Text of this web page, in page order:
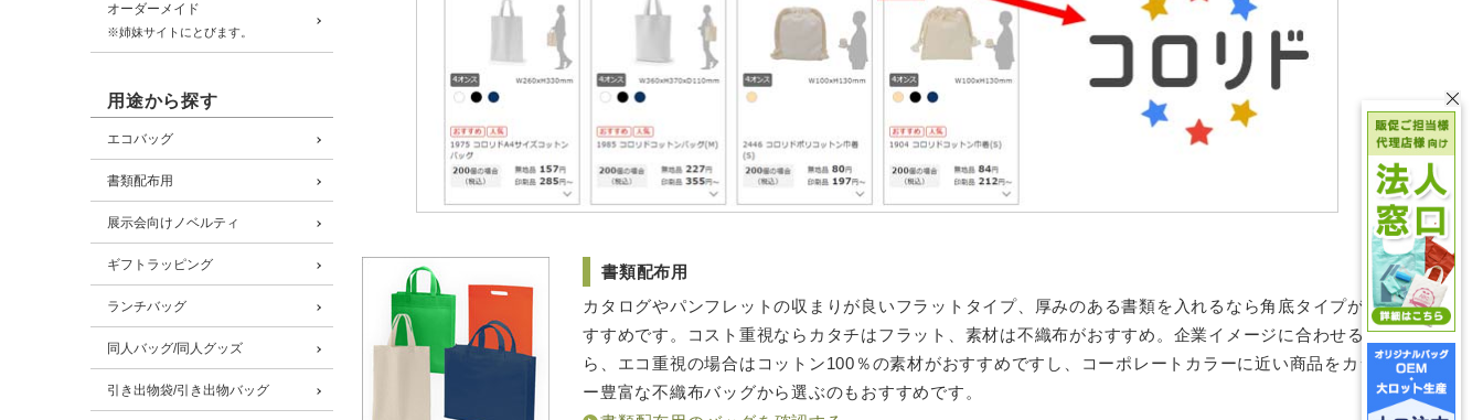
オーダーメイド
※姉妹サイトにとびます。
用途から探す
エコバッグ
書類配布用
展示会向けノベルティ
ギフトラッピング
ランチバッグ
同人バッグ/同人グッズ
引き出物袋/引き出物バッグ
書類配布用
カタログやパンフレットの収まりが良いフラットタイプ、厚みのある書類を入れるなら角底タイプがお
すすめです。コスト重視ならカタチはフラット、素材は不織布がおすすめ。企業イメージに合わせるな
ら、エコ重視の場合はコットン100％の素材がおすすめですし、コーポレートカラーに近い商品をカラ
ー豊富な不織布バッグから選ぶのもおすすめです。